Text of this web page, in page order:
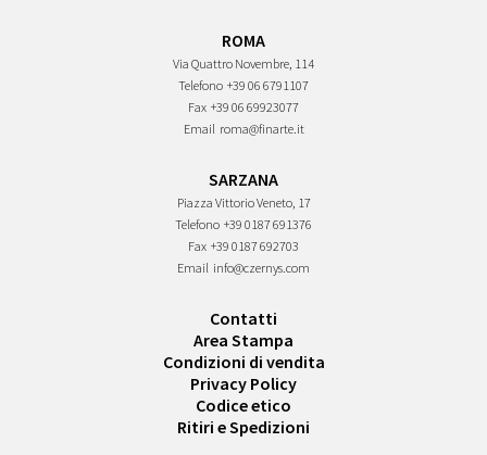
ROMA
Via Quattro Novembre, 114
Telefono +39 06 6791107
Fax +39 06 69923077
Email roma@finarte.it
SARZANA
Piazza Vittorio Veneto, 17
Telefono +39 0187 691376
Fax +39 0187 692703
Email info@czernys.com
Contatti
Area Stampa
Condizioni di vendita
Privacy Policy
Codice etico
Ritiri e Spedizioni